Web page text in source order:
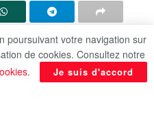
de
des Égyptiens à
s’est entretenu,
poursuivant votre navigation sur
de cookies. Consultez notre
. Je suis d'accord